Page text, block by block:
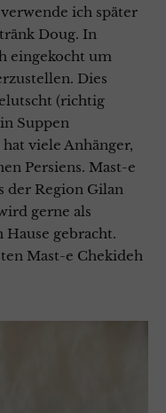
ich später
Doug. In
eingekocht um
Dies
(richtig
Suppen
viele Anhänger,
Persiens. Mast-e
der Region Gilan
gerne als
gebracht.
Mast-e Chekideh